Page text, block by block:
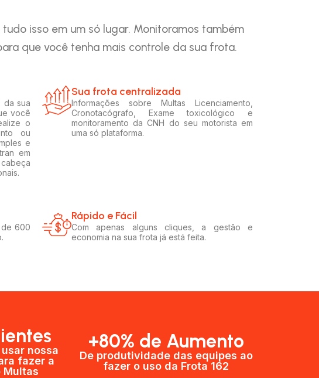
isso em um só lugar. Monitoramos também
que você tenha mais controle da sua frota.
da sua
você
o
ou
e
em
Sua frota centralizada​
Informações sobre Multas Licenciamento,
Cronotacógrafo, Exame toxicológico e
monitoramento da CNH do seu motorista em
uma só plataforma.
de 600
Rápido e Fácil​
Com apenas alguns cliques, a gestão e
economia na sua frota já está feita.
nossa
fazer a
Multas​
+80% de Aumento
De produtividade das equipes ao
fazer o uso da Frota 162​